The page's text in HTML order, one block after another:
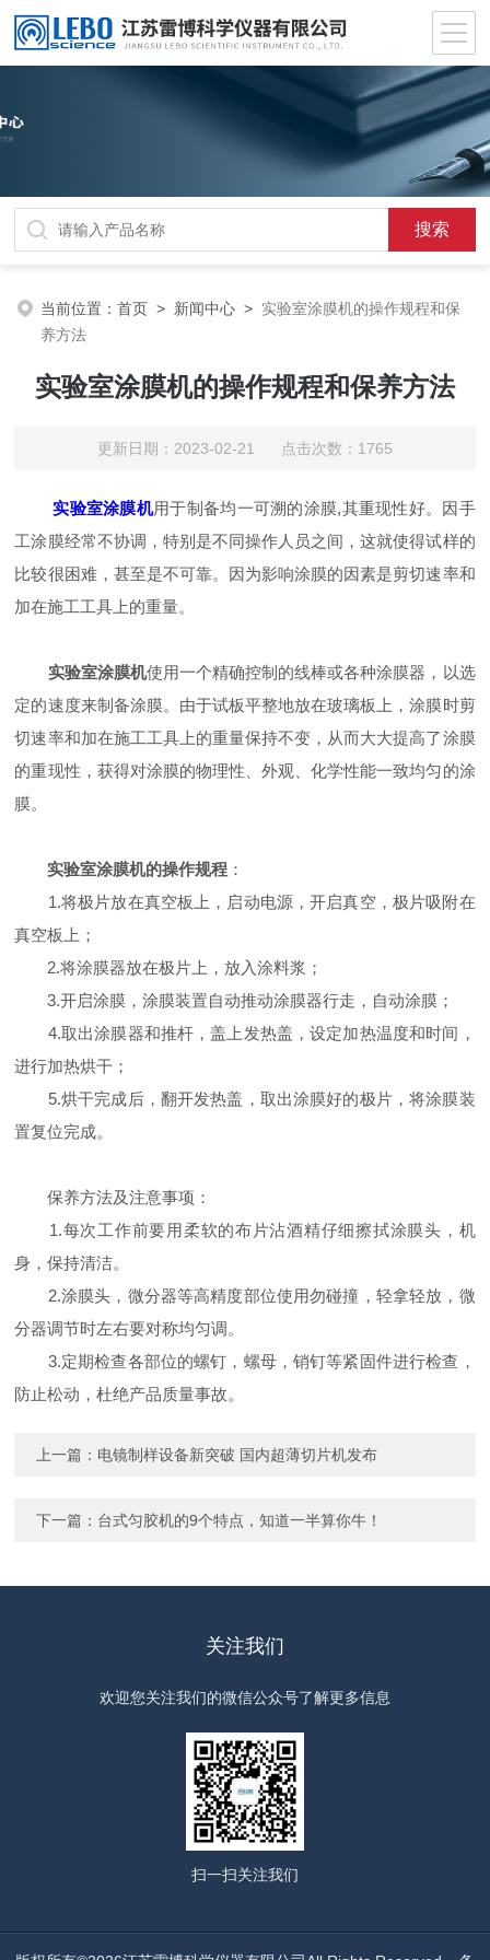
当前位置：首页 > 新闻中心 > 实验室涂膜机的操作规程和保
养方法
实验室涂膜机的操作规程和保养方法
更新日期：2023-02-21 点击次数：1765
实验室涂膜机用于制备均一可溯的涂膜,其重现性好。因手
工涂膜经常不协调，特别是不同操作人员之间，这就使得试样的
比较很困难，甚至是不可靠。因为影响涂膜的因素是剪切速率和
加在施工工具上的重量。
实验室涂膜机使用一个精确控制的线棒或各种涂膜器，以选
定的速度来制备涂膜。由于试板平整地放在玻璃板上，涂膜时剪
切速率和加在施工工具上的重量保持不变，从而大大提高了涂膜
的重现性，获得对涂膜的物理性、外观、化学性能一致均匀的涂
膜。
实验室涂膜机的操作规程 ：
1.将极片放在真空板上，启动电源，开启真空，极片吸附在
真空板上；
2.将涂膜器放在极片上，放入涂料浆；
3.开启涂膜，涂膜装置自动推动涂膜器行走，自动涂膜；
4.取出涂膜器和推杆，盖上发热盖，设定加热温度和时间，
进行加热烘干；
5.烘干完成后，翻开发热盖，取出涂膜好的极片，将涂膜装
置复位完成。
保养方法及注意事项：
1.每次工作前要用柔软的布片沾酒精仔细擦拭涂膜头，机
身，保持清洁。
2.涂膜头，微分器等高精度部位使用勿碰撞，轻拿轻放，微
分器调节时左右要对称均匀调。
3.定期检查各部位的螺钉，螺母，销钉等紧固件进行检查，
防止松动，杜绝产品质量事故。
上一篇： 电镜制样设备新突破 国内超薄切片机发布
下一篇： 台式匀胶机的9个特点，知道一半算你牛！
关注我们
欢迎您关注我们的微信公众号了解更多信息
扫一扫关注我们